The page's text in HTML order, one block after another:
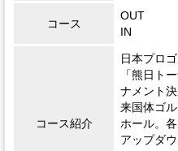
コース
OUT
IN
コース紹介
日本プロ
「熊日ト
ナメント
来国体ゴ
ホール。
アップダ